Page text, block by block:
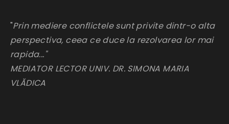
"Prin mediere conflictele sunt privite dintr-o alta
perspectiva, ceea ce duce la rezolvarea lor mai
rapida..."
MEDIATOR LECTOR UNIV. DR. SIMONA MARIA
VLĂDICA